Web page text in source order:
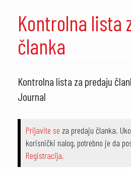
Kontrolna lista
članka
Kontrolna lista za predaju
Journal
Prijavite se za predaju članka.
korisnički nalog, potrebno je da
Registracija.